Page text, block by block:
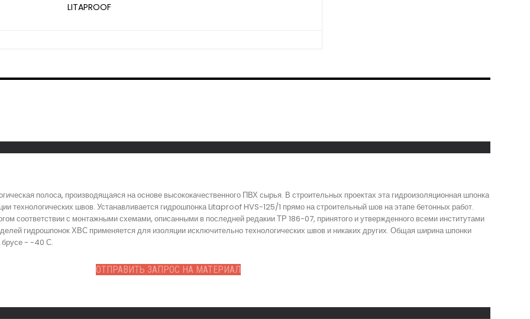
LITAPROOF
полоса, производящаяся на основе высококачественного ПВХ сырья. В строительных проектах эта гидроизоляционная шпонка
технологических швов. Устанавливается гидрошпонка Litaproof HVS-125/1 прямо на строительный шов на этапе бетонных работ.
соответствии с монтажными схемами, описанными в последней редакии ТР 186-07, принятого и утвержденного всеми институтами
гидрошпонок ХВС применяется для изоляции исключительно технологических швов и никаких других. Общая ширина шпонки
брусе - -40 С.
ОТПРАВИТЬ ЗАПРОС НА МАТЕРИАЛ